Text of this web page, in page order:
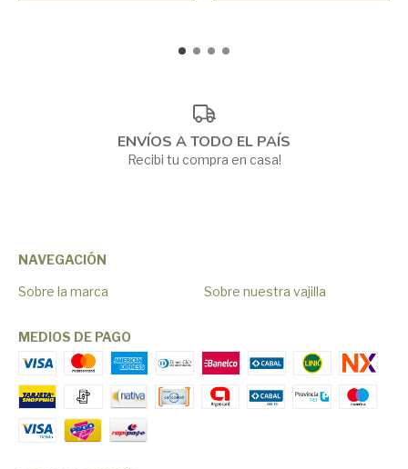
ENVÍOS A TODO EL PAÍS
Recibi tu compra en casa!
NAVEGACIÓN
Sobre la marca Sobre nuestra vajilla
MEDIOS DE PAGO